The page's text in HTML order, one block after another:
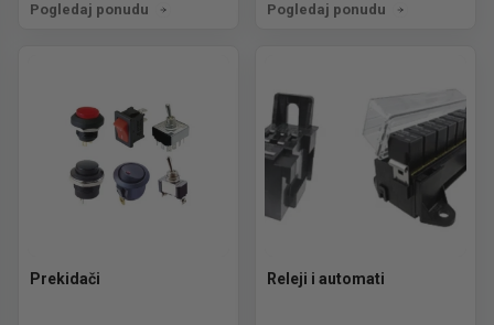
Pogledaj ponudu Pogledaj ponudu
Prekidači Releji i automati